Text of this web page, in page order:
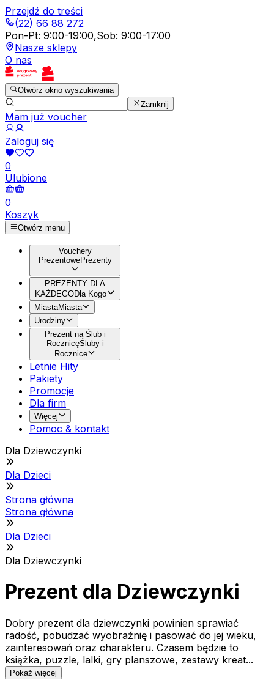
Przejdź do treści
(22) 66 88 272
Pon-Pt: 9:00-19:00,Sob: 9:00-17:00
Nasze sklepy
O nas
Otwórz okno wyszukiwania
Zamknij
Mam już voucher
Zaloguj się
0
Ulubione
0
Koszyk
Otwórz menu
Vouchery
PrezentowePrezenty
PREZENTY DLA
KAŻDEGODla Kogo
MiastaMiasta
Urodziny
Prezent na Ślub i
RocznicęŚluby i
Rocznice
Letnie Hity
Pakiety
Promocje
Dla firm
Więcej
Pomoc & kontakt
Dla Dziewczynki
Dla Dzieci
Strona główna
Strona główna
Dla Dzieci
Dla Dziewczynki
Prezent dla Dziewczynki
Dobry prezent dla dziewczynki powinien sprawiać
radość, pobudzać wyobraźnię i pasować do jej wieku,
zainteresowań oraz charakteru. Czasem będzie to
książka, puzzle, lalki, gry planszowe, zestawy kreat...
Pokaż więcej